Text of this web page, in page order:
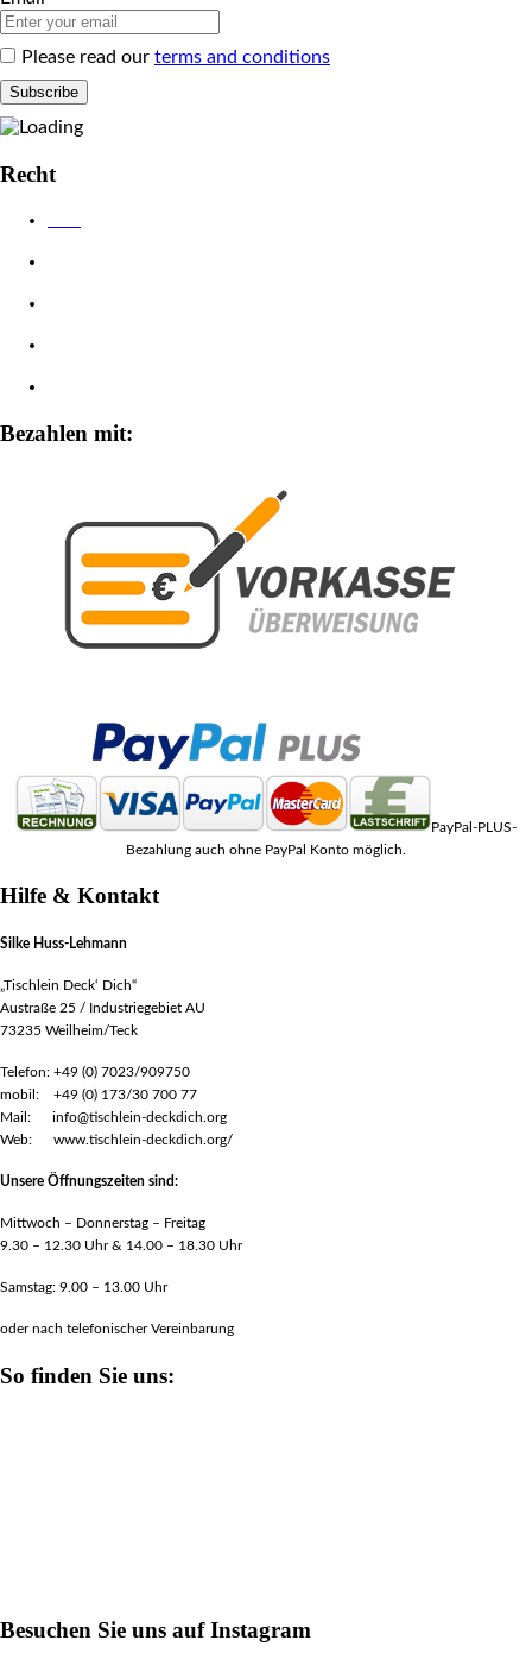
Please read our terms and conditions
Recht
Bezahlen mit:
PayPal-PLUS-
Bezahlung auch ohne PayPal Konto möglich.
Hilfe & Kontakt
Silke Huss-Lehmann
„Tischlein Deck‘ Dich“
Austraße 25 / Industriegebiet AU
73235 Weilheim/Teck
Telefon: +49 (0) 7023/909750
mobil: +49 (0) 173/30 700 77
Mail: info@tischlein-deckdich.org
Web: www.tischlein-deckdich.org/
Unsere Öffnungszeiten sind:
Mittwoch – Donnerstag – Freitag
9.30 – 12.30 Uhr & 14.00 – 18.30 Uhr
Samstag: 9.00 – 13.00 Uhr
oder nach telefonischer Vereinbarung
So finden Sie uns:
Besuchen Sie uns auf Instagram